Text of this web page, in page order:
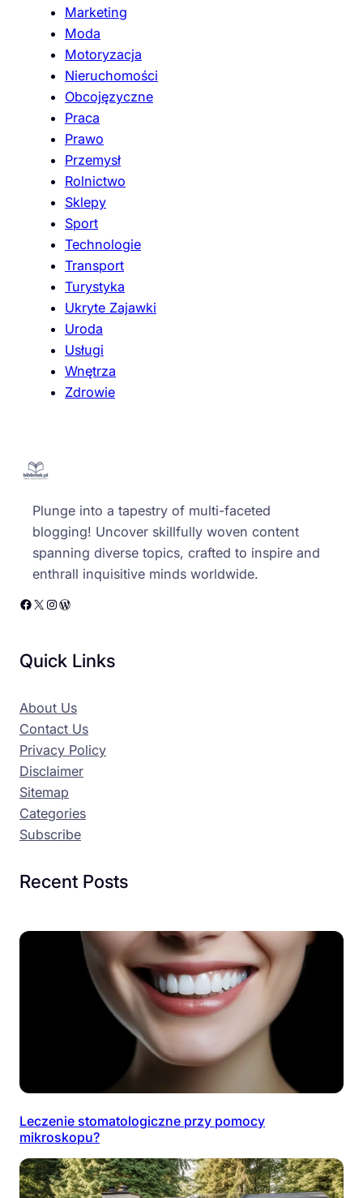
Marketing
Moda
Motoryzacja
Nieruchomości
Obcojęzyczne
Praca
Prawo
Przemysł
Rolnictwo
Sklepy
Sport
Technologie
Transport
Turystyka
Ukryte Zajawki
Uroda
Usługi
Wnętrza
Zdrowie
Plunge into a tapestry of multi-faceted
blogging! Uncover skillfully woven content
spanning diverse topics, crafted to inspire and
enthrall inquisitive minds worldwide.
Facebook X Instagram WordPress
Quick Links
About Us
Contact Us
Privacy Policy
Disclaimer
Sitemap
Categories
Subscribe
Recent Posts
Leczenie stomatologiczne przy pomocy
mikroskopu?